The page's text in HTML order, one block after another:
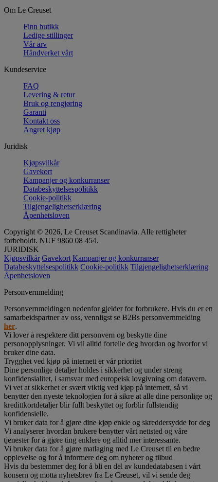
Om Le Creuset
Finn butikk
Ledige stillinger
Vår arv
Håndverket vårt
Kundeservice
FAQ
Levering & retur
Bruk og rengjøring
Garanti
Kontakt oss
Angret kjøp
Juridisk
Kjøpsvilkår
Gavekort
Kampanjer og konkurranser
Databeskyttelsespolitikk
Cookie-politikk
Tilgjengelighetserklæring
Åpenhetsloven
Copyright © 2026, Le Creuset Scandinavia. Alle rettigheter
forbeholdt. NUF 9860 08 454.
JURIDISK
Kjøpsvilkår Gavekort Kampanjer og konkurranser
Databeskyttelsespolitikk Cookie-politikk Tilgjengelighetserklæring
Åpenhetsloven
Personvernmelding
Personvernmeldingen nedenfor gjelder for forbrukere. Hvis du er en
samarbeidspartner av oss, vennligst se B2Bs personvernmelding
her.
Vi lover å respektere ditt personvern og beskytte dine
personopplysninger. Vi vil alltid fortelle deg hvordan og hvorfor vi
bruker dine data.
Trygghet ved kjøp på internett er vår prioritet
Dine personlige detaljer holdes i sikkerhet og under streng
konfidensialitet, i samsvar med europeisk lovgivning om datavern.
Vi vet at sikkerhet er svært viktig ved kjøp på internett, så vi
benytter den nyeste teknologien for å sikre at alle dine personlige og
kredittkortdetaljer blir fullt beskyttet og forblir fullstendig
konfidensielle.
Vi bruker data for å gjøre dine kjøp enkle og skreddersydde for deg
Vi analyserer hvordan brukere benytter vårt nettsted og våre
tjenester for å gjøre ting enklere og alltid mer interessante.
Vi bruker data for å gjøre matlaging med Le Creuset til en bedre
opplevelse og for å informere deg om nyheter og tilbud
Hvis du bestemmer deg for å bli en del av kundedatabasen i vårt
konsern og motta nyhetsbrev fra Le Creuset, vil vi sende deg